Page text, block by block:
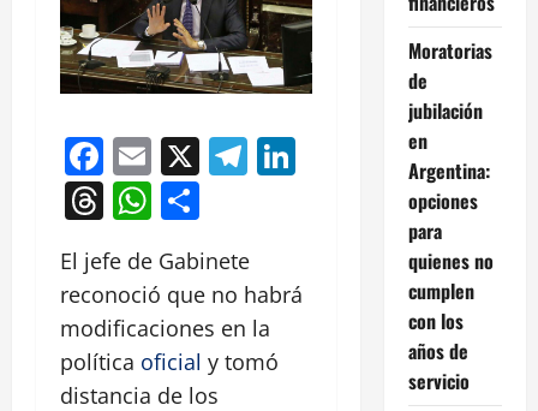
Facebook
Email
X Telegram
LinkedIn
Threads
WhatsApp
El jefe de Gabinete
reconoció que no habrá
modificaciones en la
política oficial y tomó
distancia de los
Moratorias
de
jubilación
en
Argentina:
opciones
para
quienes no
cumplen
con los
años de
servicio